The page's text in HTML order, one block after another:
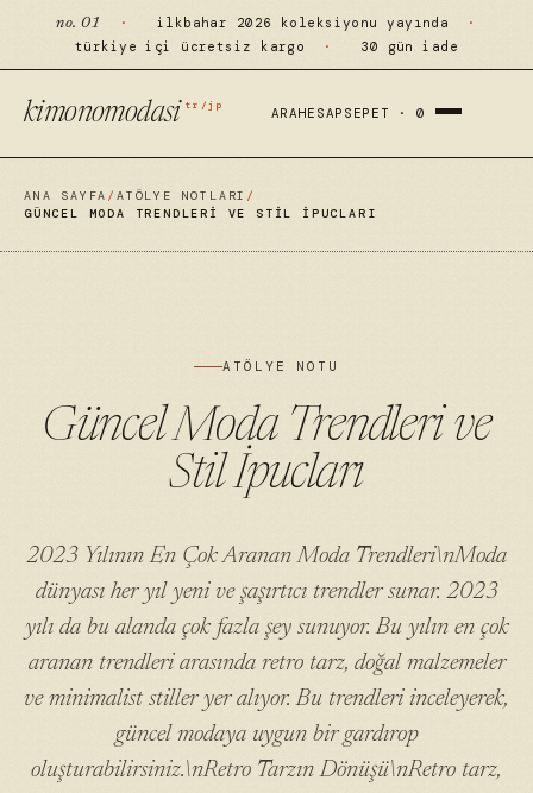
no. 01 · ilkbahar 2026 koleksiyonu yayında
·
türkiye içi ücretsiz kargo
· 30 gün iade
kimonomodasi tr/jp
ARAHESAP SEPET ·0
ANA SAYFA /ATÖLYE NOTLARI /
GÜNCEL MODA TRENDLERI VE STIL İPUCLARI
ATÖLYE NOTU
Güncel Moda Trendleri ve
Stil İpucları
2023 Yılının En Çok Aranan Moda Trendleri\nModa
dünyası her yıl yeni ve şaşırtıcı trendler sunar. 2023
yılı da bu alanda çok fazla şey sunuyor. Bu yılın en çok
aranan trendleri arasında retro tarz, doğal malzemeler
ve minimalist stiller yer alıyor. Bu trendleri inceleyerek,
güncel modaya uygun bir gardırop
oluşturabilirsiniz.\nRetro Tarzın Dönüşü\nRetro tarz,